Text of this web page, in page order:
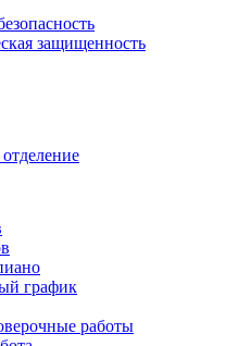
защищенность
график
работы